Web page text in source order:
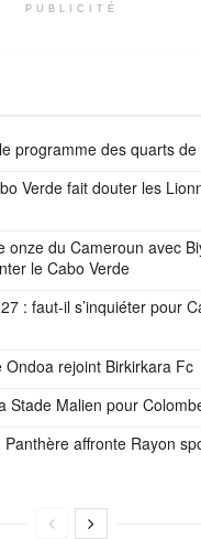
PUBLICITÉ
programme des quarts de
Verde fait douter les
onze du Cameroun avec
le Cabo Verde
: faut-il s’inquiéter pour
Ondoa rejoint Birkirkara Fc
Stade Malien pour
affronte Rayon